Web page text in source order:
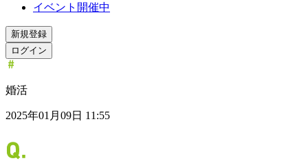
イベント開催中
新規登録
ログイン
婚活
2025年01月09日 11:55